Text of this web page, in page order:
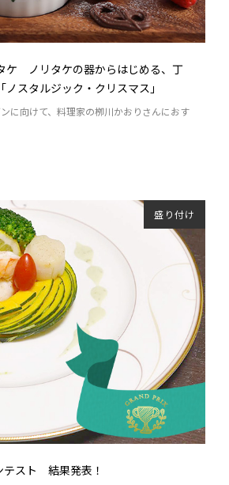
ケ ノリタケの器からはじめる、丁
スタルジック・クリスマス」
に向けて、料理家の栁川かおりさんにおす
盛り付け
テスト 結果発表！